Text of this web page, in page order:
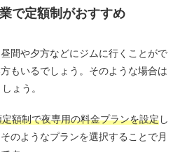
で定額制がおすすめ
間や夕方などにジムに行くことがで
もいるでしょう。そのような場合は
ょう。
額制で夜専用の料金プランを設定し
のようなプランを選択することで月